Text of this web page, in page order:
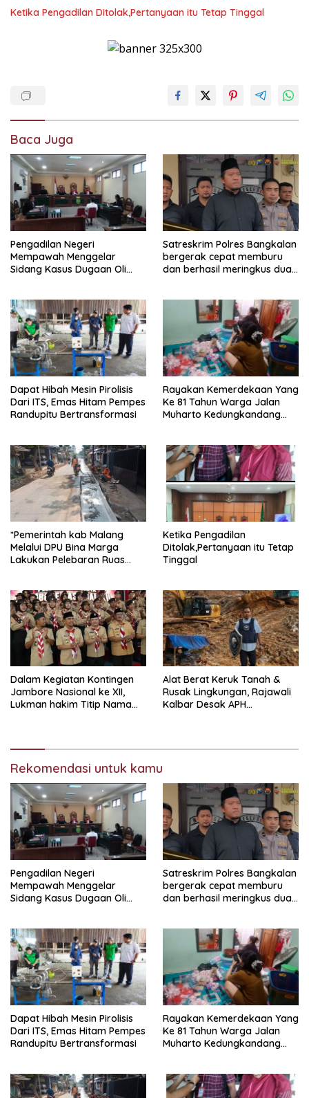
Ketika Pengadilan Ditolak,Pertanyaan itu Tetap Tinggal
Baca Juga
Pengadilan Negeri
Mempawah Menggelar
Sidang Kasus Dugaan Oli
Penipuan Dari Jaringan
Pemasok PT. DAB
Satreskrim Polres Bangkalan
bergerak cepat memburu
dan berhasil meringkus dua
Sidoarjo dan HP (25) warga
Tulungagung.
Dapat Hibah Mesin Pirolisis
Dari ITS, Emas Hitam Pempes
Randupitu Bertransformasi
Rayakan Kemerdekaan Yang
Ke 81 Tahun Warga Jalan
Muharto Kedungkandang
*Pemerintah kab Malang
Melalui DPU Bina Marga
Lakukan Pelebaran Ruas
Ketika Pengadilan
Ditolak,Pertanyaan itu Tetap
Tinggal
Dalam Kegiatan Kontingen
Jambore Nasional ke XII,
Lukman hakim Titip Nama
Alat Berat Keruk Tanah &
Rusak Lingkungan, Rajawali
Kalbar Desak APH
Rekomendasi untuk kamu
Pengadilan Negeri
Mempawah Menggelar
Sidang Kasus Dugaan Oli
Penipuan Dari Jaringan
Pemasok PT. DAB
Satreskrim Polres Bangkalan
bergerak cepat memburu
dan berhasil meringkus dua
Sidoarjo dan HP (25) warga
Tulungagung.
Dapat Hibah Mesin Pirolisis
Dari ITS, Emas Hitam Pempes
Randupitu Bertransformasi
Rayakan Kemerdekaan Yang
Ke 81 Tahun Warga Jalan
Muharto Kedungkandang